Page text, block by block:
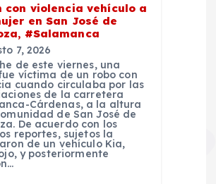
con violencia vehículo a
en San José de
#Salamanca
7, 2026
de este viernes, una
víctima de un robo con
cuando circulaba por las
de la carretera
Cárdenas, a la altura
de San José de
De acuerdo con los
reportes, sujetos la
de un vehículo Kia,
y posteriormente